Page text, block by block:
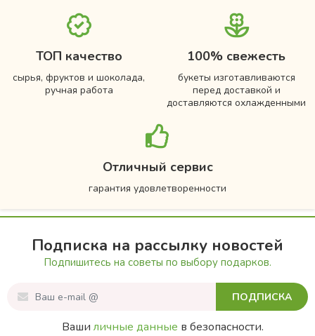
ТОП качество
сырья, фруктов и шоколада,
ручная работа
100% свежесть
букеты изготавливаются
перед доставкой и
доставляются охлажденными
Отличный сервис
гарантия удовлетворенности
Подписка на рассылку новостей
Подпишитесь на советы по выбору подарков.
ПОДПИСКА
Ваши личные данные в безопасности.